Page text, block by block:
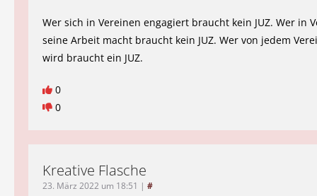
Wer sich in Vereinen engagiert braucht kein JUZ. Wer in
seine Arbeit macht braucht kein JUZ. Wer von jedem
wird braucht ein JUZ.
0
0
Kreative Flasche
23. März 2022 um 18:51 | #